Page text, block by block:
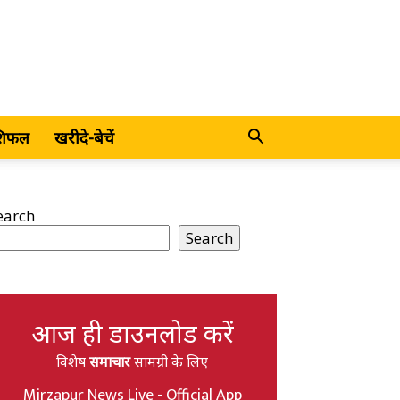
खरीदे-बेचें
Search
आज ही डाउनलोड करें
विशेषसमाचारसामग्री के लिए